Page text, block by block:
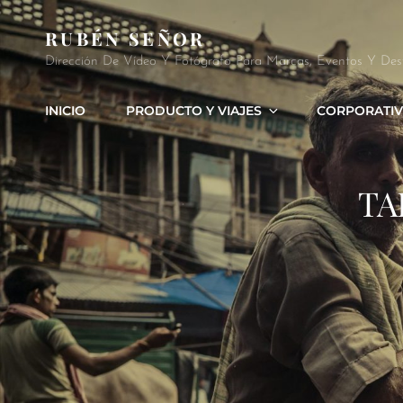
RUBÉN SEÑOR
Dirección De Vídeo Y Fotógrafo Para Marcas, Eventos Y
INICIO PRODUCTO Y VIAJES